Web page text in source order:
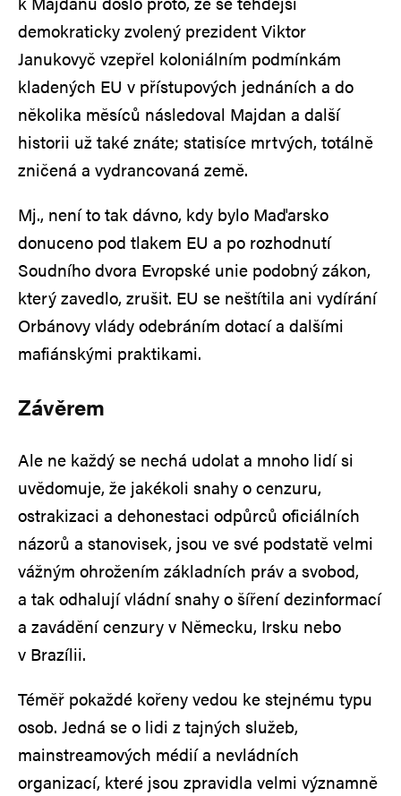
demokraticky zvolený prezident Viktor
Janukovyč vzepřel koloniálním podmínkám
kladených EU v přístupových jednáních a do
několika měsíců následoval Majdan a další
historii už také znáte; statisíce mrtvých, totálně
zničená a vydrancovaná země.
Mj., není to tak dávno, kdy bylo Maďarsko
donuceno pod tlakem EU a po rozhodnutí
Soudního dvora Evropské unie podobný zákon,
který zavedlo, zrušit. EU se neštítila ani vydírání
Orbánovy vlády odebráním dotací a dalšími
mafiánskými praktikami.
Závěrem
Ale ne každý se nechá udolat a mnoho lidí si
uvědomuje, že jakékoli snahy o cenzuru,
ostrakizaci a dehonestaci odpůrců oficiálních
názorů a stanovisek, jsou ve své podstatě velmi
vážným ohrožením základních práv a svobod,
a tak odhalují vládní snahy o šíření dezinformací
a zavádění cenzury v Německu, Irsku nebo
v Brazílii.
Téměř pokaždé kořeny vedou ke stejnému typu
osob. Jedná se o lidi z tajných služeb,
mainstreamových médií a nevládních
organizací, které jsou zpravidla velmi významně